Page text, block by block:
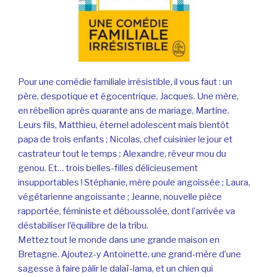
Pour une comédie familiale irrésistible, il vous faut : un
père, despotique et égocentrique, Jacques. Une mère,
en rébellion après quarante ans de mariage, Martine.
Leurs fils, Matthieu, éternel adolescent mais bientôt
papa de trois enfants ; Nicolas, chef cuisinier le jour et
castrateur tout le temps ; Alexandre, rêveur mou du
genou. Et… trois belles-filles délicieusement
insupportables ! Stéphanie, mère poule angoissée ; Laura,
végétarienne angoissante ; Jeanne, nouvelle pièce
rapportée, féministe et déboussolée, dont l’arrivée va
déstabiliser l’équilibre de la tribu.
Mettez tout le monde dans une grande maison en
Bretagne. Ajoutez-y Antoinette, une grand-mère d’une
sagesse à faire pâlir le dalaï-lama, et un chien qui